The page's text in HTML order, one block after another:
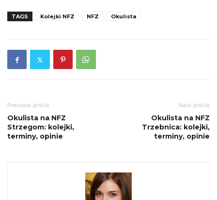
TAGS Kolejki NFZ NFZ Okulista
Previous article
Okulista na NFZ
Strzegom: kolejki,
terminy, opinie
Next article
Okulista na NFZ
Trzebnica: kolejki,
terminy, opinie